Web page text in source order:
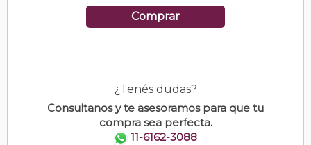
Comprar
¿Tenés dudas?
Consultanos y te asesoramos para que tu
compra sea perfecta.
11-6162-3088